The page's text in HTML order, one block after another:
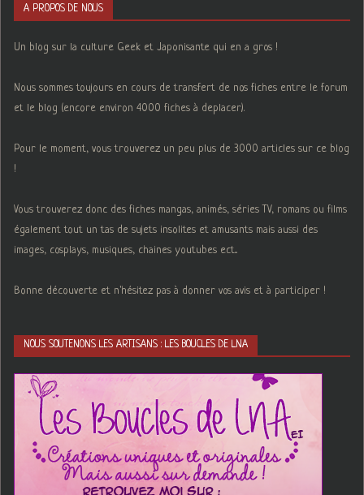
A PROPOS DE NOUS
Un blog sur la culture Geek et Japonisante qui en a gros !
Nous sommes toujours en cours de transfert de nos fiches entre le forum
et le blog (encore environ 4000 fiches à deplacer).
Pour le moment, vous trouverez un peu plus de 3000 articles sur ce blog
!
Vous trouverez donc des fiches mangas, animés, séries TV, romans ou films
également tout un tas de sujets insolites et amusants mais aussi des
images, cosplays, musiques, chaines youtubes ect...
Bonne découverte et n'hésitez pas à donner vos avis et à participer !
NOUS SOUTENONS LES ARTISANS : LES BOUCLES DE LNA